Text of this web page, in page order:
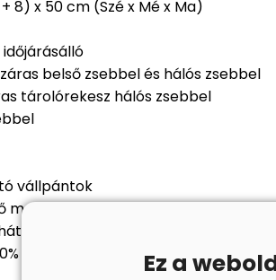
8) x 50 cm (Szé x Mé x Ma)
belső zsebbel és hálós zsebbel
tárolórekesz hálós zsebbel
vállpántok
mell- és hasi heveder
Ez a